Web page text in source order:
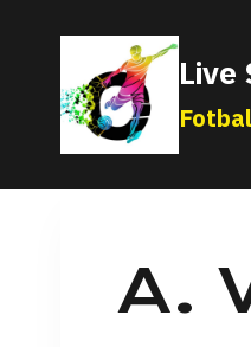
content
Live
A.